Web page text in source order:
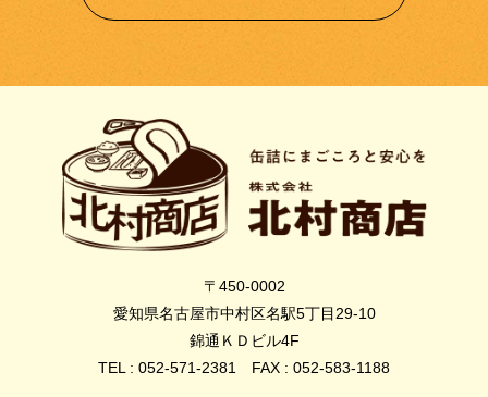
〒450-0002
愛知県名古屋市中村区名駅5丁目29-10
錦通ＫＤビル4F
TEL : 052-571-2381 FAX : 052-583-1188